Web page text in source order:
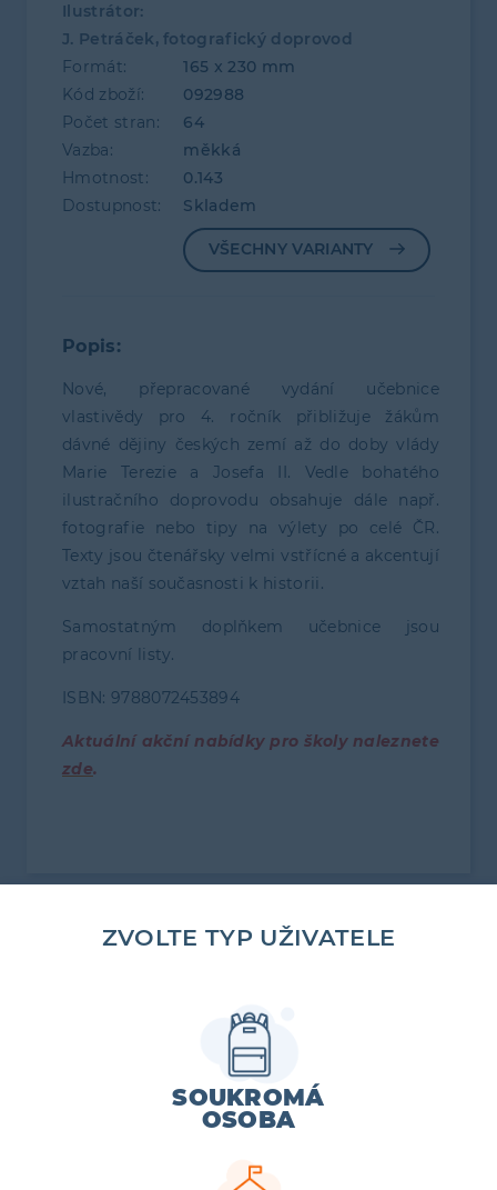
Ilustrátor:
J. Petráček, fotografický doprovod
Formát:
165 x 230 mm
Kód zboží:
092988
Počet stran:
64
Vazba:
měkká
Hmotnost:
0.143
Dostupnost:
Skladem
VŠECHNY VARIANTY
Popis:
Nové, přepracované vydání učebnice
vlastivědy pro 4. ročník přibližuje žákům
dávné dějiny českých zemí až do doby vlády
Marie Terezie a Josefa II. Vedle bohatého
ilustračního doprovodu obsahuje dále např.
fotografie nebo tipy na výlety po celé ČR.
Texty jsou čtenářsky velmi vstřícné a akcentují
vztah naší současnosti k historii.
Samostatným doplňkem učebnice jsou
pracovní listy.
ISBN: 9788072453894
Aktuální akční nabídky pro školy naleznete
zde.
ZVOLTE TYP UŽIVATELE
SOUKROMÁ
OSOBA